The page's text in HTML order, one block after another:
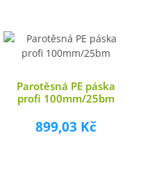
Parotěsná PE páska
profi 100mm/25bm
899,03 Kč